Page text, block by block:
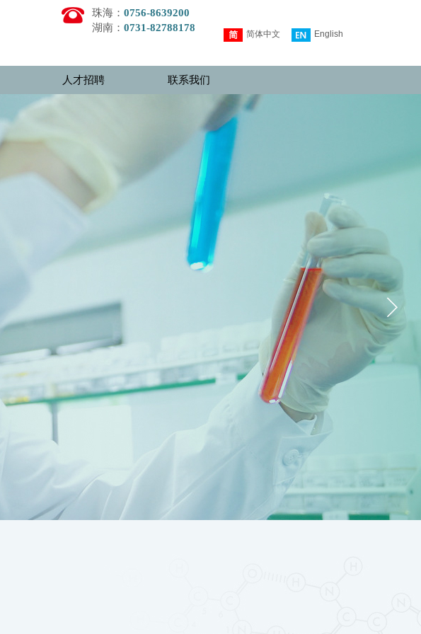
珠海： 0756-8639200
湖南： 0731-82788178
简体中文 English
人才招聘 联系我们